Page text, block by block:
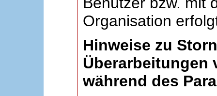
Organisation
Hinweise zu
Überarbeitungen
während des